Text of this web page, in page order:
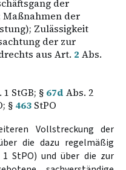
der
der
Zulässigkeit
der zur
aus Art. 2 Abs.
StGB; § 67d Abs. 2
§ 463StPO
Vollstreckung der
die dazu regelmäßig
StPO) und über die zur